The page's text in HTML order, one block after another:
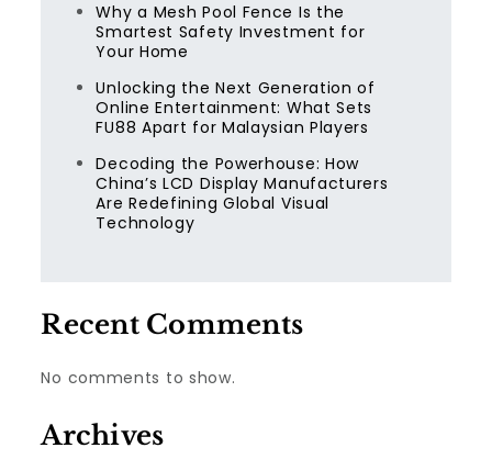
Why a Mesh Pool Fence Is the
Smartest Safety Investment for
Your Home
Unlocking the Next Generation of
Online Entertainment: What Sets
FU88 Apart for Malaysian Players
Decoding the Powerhouse: How
China’s LCD Display Manufacturers
Are Redefining Global Visual
Technology
Recent Comments
No comments to show.
Archives